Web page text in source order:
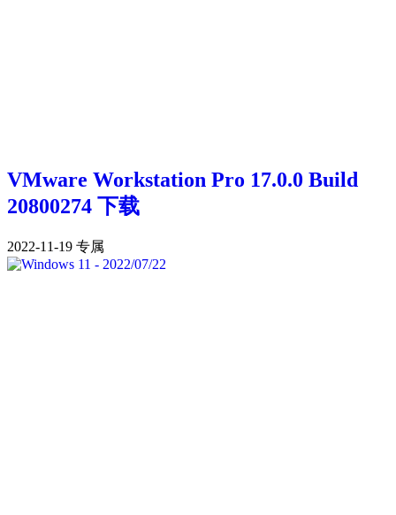
VMware Workstation Pro 17.0.0 Build
20800274 下载
2022-11-19 专属